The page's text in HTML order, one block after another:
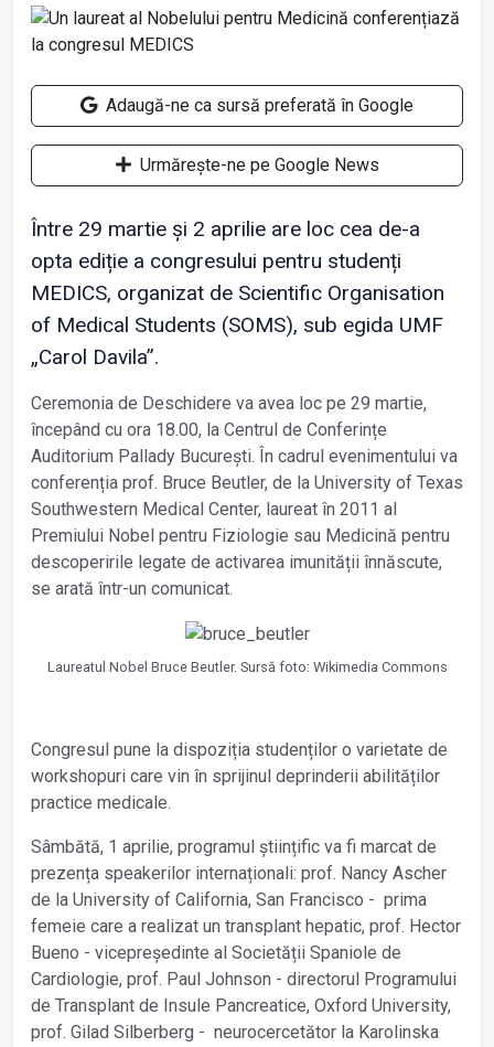
Adaugă-ne ca sursă preferată în Google
Urmărește-ne pe Google News
Între 29 martie și 2 aprilie are loc cea de-a
opta ediție a congresului pentru studenți
MEDICS, organizat de Scientific Organisation
of Medical Students (SOMS), sub egida UMF
„Carol Davila”.
Ceremonia de Deschidere va avea loc pe 29 martie,
începând cu ora 18.00, la Centrul de Conferințe
Auditorium Pallady București. În cadrul evenimentului va
conferenția prof. Bruce Beutler, de la University of Texas
Southwestern Medical Center, laureat în 2011 al
Premiului Nobel pentru Fiziologie sau Medicină pentru
descoperirile legate de activarea imunității înnăscute,
se arată într-un comunicat.
Laureatul Nobel Bruce Beutler. Sursă foto: Wikimedia Commons
Congresul pune la dispoziția studenților o varietate de
workshopuri care vin în sprijinul deprinderii abilităților
practice medicale.
Sâmbătă, 1 aprilie, programul științific va fi marcat de
prezența speakerilor internaționali: prof. Nancy Ascher
de la University of California, San Francisco - prima
femeie care a realizat un transplant hepatic, prof. Hector
Bueno - vicepreședinte al Societății Spaniole de
Cardiologie, prof. Paul Johnson - directorul Programului
de Transplant de Insule Pancreatice, Oxford University,
prof. Gilad Silberberg - neurocercetător la Karolinska